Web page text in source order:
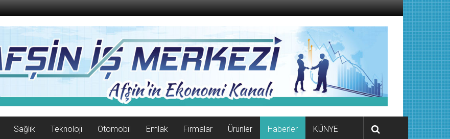
Sağlık Teknoloji Otomobil Emlak Firmalar Ürünler Haberler KÜNYE